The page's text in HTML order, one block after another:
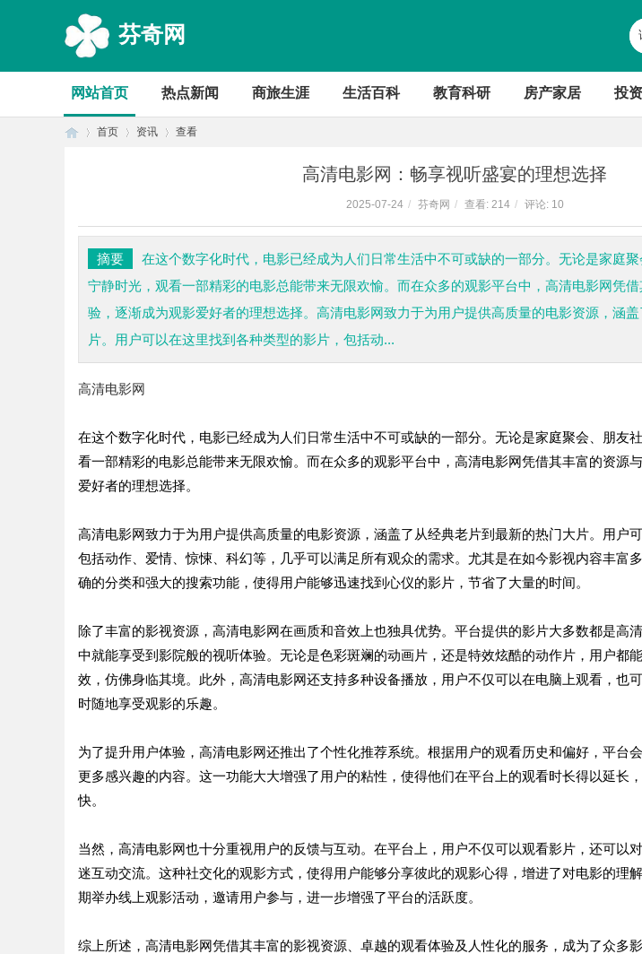
芬奇网
网站首页 热点新闻 商旅生涯 生活百科 教育科研 房产家居 投
首页 资讯 查看
高清电影网：畅享视听盛宴的理想选择
2025-07-24 / 芬奇网 / 查看: 214 / 评论: 10
摘要
在这个数字化时代，电影已经成为人们日常生活中不可或缺的一部分。无论是家庭
宁静时光，观看一部精彩的电影总能带来无限欢愉。而在众多的观影平台中，高清电影网凭
验，逐渐成为观影爱好者的理想选择。高清电影网致力于为用户提供高质量的电影资源，涵
片。用户可以在这里找到各种类型的影片，包括动...
高清电影网
在这个数字化时代，电影已经成为人们日常生活中不可或缺的一部分。无论是家庭聚会、朋友
看一部精彩的电影总能带来无限欢愉。而在众多的观影平台中，高清电影网凭借其丰富的资源
爱好者的理想选择。
高清电影网致力于为用户提供高质量的电影资源，涵盖了从经典老片到最新的热门大片。用户
包括动作、爱情、惊悚、科幻等，几乎可以满足所有观众的需求。尤其是在如今影视内容丰富
确的分类和强大的搜索功能，使得用户能够迅速找到心仪的影片，节省了大量的时间。
除了丰富的影视资源，高清电影网在画质和音效上也独具优势。平台提供的影片大多数都是高
中就能享受到影院般的视听体验。无论是色彩斑斓的动画片，还是特效炫酷的动作片，用户都
效，仿佛身临其境。此外，高清电影网还支持多种设备播放，用户不仅可以在电脑上观看，也
时随地享受观影的乐趣。
为了提升用户体验，高清电影网还推出了个性化推荐系统。根据用户的观看历史和偏好，平台
更多感兴趣的内容。这一功能大大增强了用户的粘性，使得他们在平台上的观看时长得以延长
快。
当然，高清电影网也十分重视用户的反馈与互动。在平台上，用户不仅可以观看影片，还可以
迷互动交流。这种社交化的观影方式，使得用户能够分享彼此的观影心得，增进了对电影的理
期举办线上观影活动，邀请用户参与，进一步增强了平台的活跃度。
综上所述，高清电影网凭借其丰富的影视资源、卓越的观看体验及人性化的服务，成为了众多